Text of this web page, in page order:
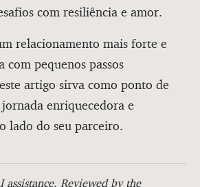
com resiliência e amor.
relacionamento mais forte e
com pequenos passos
artigo sirva como ponto de
enriquecedora e
lado do seu parceiro.
assistance. Reviewed by the